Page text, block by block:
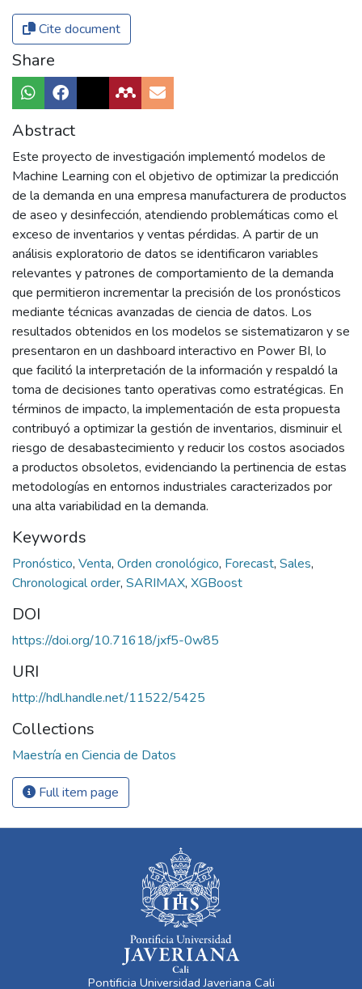
Cite document
Share
Abstract
Este proyecto de investigación implementó modelos de
Machine Learning con el objetivo de optimizar la predicción
de la demanda en una empresa manufacturera de productos
de aseo y desinfección, atendiendo problemáticas como el
exceso de inventarios y ventas pérdidas. A partir de un
análisis exploratorio de datos se identificaron variables
relevantes y patrones de comportamiento de la demanda
que permitieron incrementar la precisión de los pronósticos
mediante técnicas avanzadas de ciencia de datos. Los
resultados obtenidos en los modelos se sistematizaron y se
presentaron en un dashboard interactivo en Power BI, lo
que facilitó la interpretación de la información y respaldó la
toma de decisiones tanto operativas como estratégicas. En
términos de impacto, la implementación de esta propuesta
contribuyó a optimizar la gestión de inventarios, disminuir el
riesgo de desabastecimiento y reducir los costos asociados
a productos obsoletos, evidenciando la pertinencia de estas
metodologías en entornos industriales caracterizados por
una alta variabilidad en la demanda.
Keywords
Pronóstico, Venta, Orden cronológico, Forecast, Sales,
Chronological order, SARIMAX, XGBoost
DOI
https://doi.org/10.71618/jxf5-0w85
URI
http://hdl.handle.net/11522/5425
Collections
Maestría en Ciencia de Datos
Full item page
Pontificia Universidad Javeriana Cali